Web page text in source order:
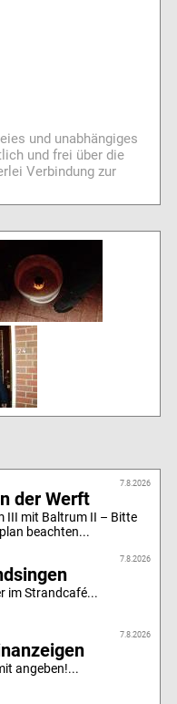
und unabhängiges
und frei über die
Verbindung zur
7.8.2026
der Werft
III mit Baltrum II – Bitte
beachten...
7.8.2026
im Strandcafé...
7.8.2026
angeben!...